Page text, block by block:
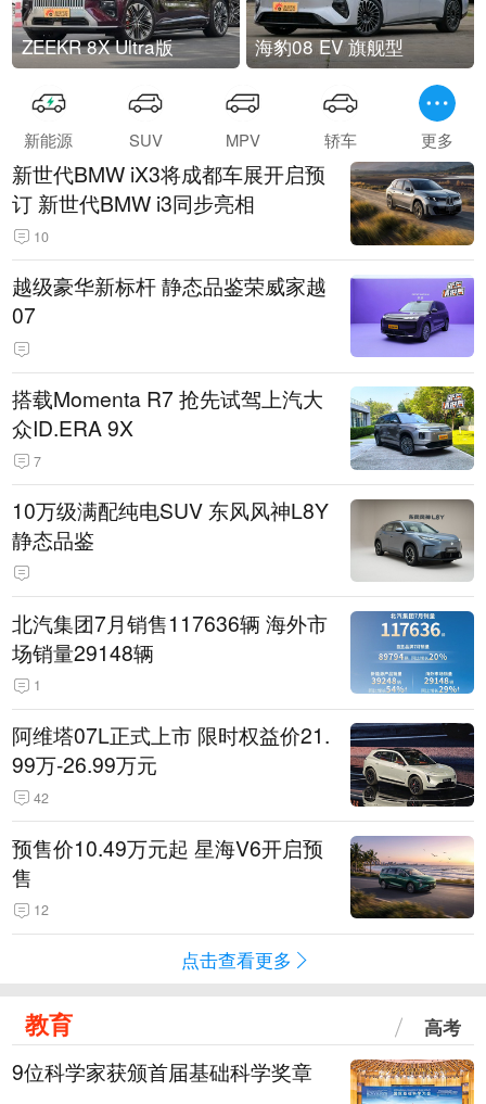
ZEEKR 8X Ultra版 海豹08 EV 旗舰型
新能源 SUV MPV 轿车 更多
新世代BMW iX3将成都车展开启预
订 新世代BMW i3同步亮相
10
越级豪华新标杆 静态品鉴荣威家越
07
搭载Momenta R7 抢先试驾上汽大
众ID.ERA 9X
7
10万级满配纯电SUV 东风风神L8Y
静态品鉴
北汽集团7月销售117636辆 海外市
场销量29148辆
1
阿维塔07L正式上市 限时权益价21.
99万-26.99万元
42
预售价10.49万元起 星海V6开启预
售
12
点击查看更多
教育 高考
9位科学家获颁首届基础科学奖章